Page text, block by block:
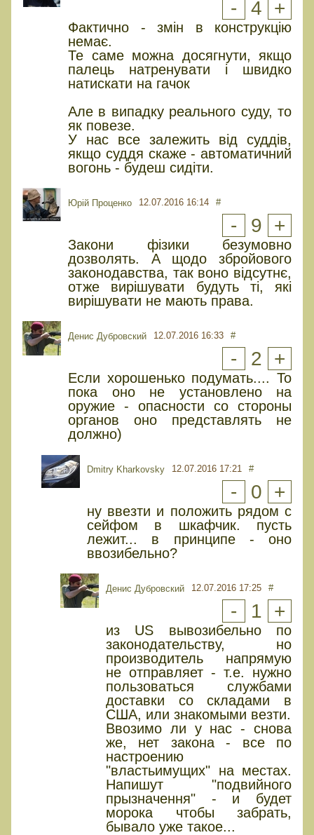
- 4 +
Фактично - змін в конструкцію
немає.
Те саме можна досягнути, якщо
палець натренувати і швидко
натискати на гачок
Але в випадку реального суду, то
як повезе.
У нас все залежить від суддів,
якщо суддя скаже - автоматичний
вогонь - будеш сидіти.
Юрiй Проценко 12.07.2016 16:14 #
- 9 +
Закони фізики безумовно
дозволять. А щодо збройового
законодавства, так воно відсутнє,
отже вирішувати будуть ті, які
вирішувати не мають права.
Денис Дубровский 12.07.2016 16:33 #
- 2 +
Если хорошенько подумать.... То
пока оно не установлено на
оружие - опасности со стороны
органов оно представлять не
должно)
Dmitry Kharkovsky 12.07.2016 17:21 #
- 0 +
ну ввезти и положить рядом с
сейфом в шкафчик. пусть
лежит... в принципе - оно
ввозибельно?
Денис Дубровский 12.07.2016 17:25 #
- 1 +
из US вывозибельно по
законодательству, но
производитель напрямую
не отправляет - т.е. нужно
пользоваться службами
доставки со складами в
США, или знакомыми везти.
Ввозимо ли у нас - снова
же, нет закона - все по
настроению
"властьимущих" на местах.
Напишут "подвийного
прызначення" - и будет
морока чтобы забрать,
бывало уже такое...